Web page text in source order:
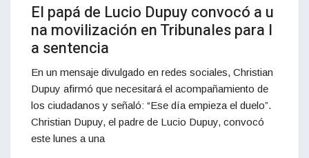
El papá de Lucio Dupuy convocó a u
na movilización en Tribunales para l
a sentencia
En un mensaje divulgado en redes sociales, Christian
Dupuy afirmó que necesitará el acompañamiento de
los ciudadanos y señaló: “Ese día empieza el duelo”.
Christian Dupuy, el padre de Lucio Dupuy, convocó
este lunes a una